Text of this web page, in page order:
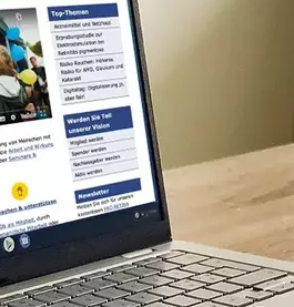
Formaten an
bestellen bzw. herunterladen